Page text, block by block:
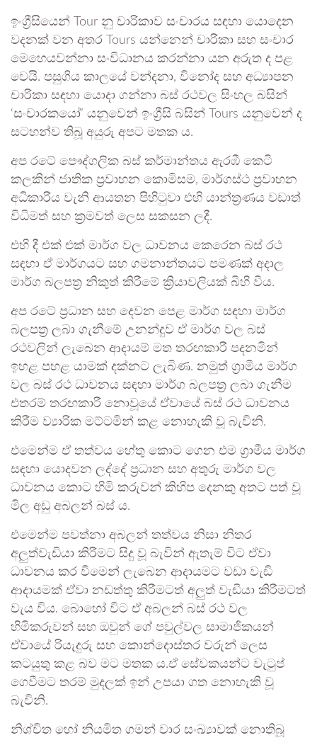
ඉංග්‍රීසියෙන් Tour නු චාරිකාව සංචාරය සඳහා යොදෙන
වදනක් වන අතර Tours යන්නෙන් චාරිකා සහ සංචාර
මෙහෙයවන්නා සංවිධානය කරන්නා යන අරුත ද පළ
වෙයි. පසුගිය කාලයේ වන්දනා, විනෝද සහ අධ්‍යාපන
චාරිකා සඳහා යොදා ගන්නා බස් රථවල සිංහල බසින්
‘සංචාරකයෝ’ යනුවෙන් ඉංග්‍රීසි බසින් Tours යනුවෙන් ද
සටහන්ව තිබූ අයුරු අපට මතක ය.
අප රටේ පෞද්ගලික බස් කර්මාන්තය ඇරඹී කෙටි
කලකින් ජාතික ප්‍රවාහන කොමිසම, මාර්ගස්ථ ප්‍රවාහන
අධිකාරිය වැනි ආයතන පිහිටුවා එහි යාන්ත්‍රණය වඩාත්
විධිමත් සහ ක්‍රමවත් ලෙස සකසන ලදී.
එහි දී එක් එක් මාර්ග වල ධාවනය කෙරෙන බස් රථ
සඳහා ඒ මාර්ගයට සහ ගමනාන්තයට පමණක් අදාල
මාර්ග බලපත්‍ර නිකුත් කිරීමේ ක්‍රියාවලියක් බිහි විය.
අප රටේ ප්‍රධාන සහ දෙවන පෙළ මාර්ග සඳහා මාර්ග
බලපත්‍ර ලබා ගැනීමේ උනන්දුව ඒ මාර්ග වල බස්
රථවලින් ලැබෙන ආදායම් මත තරඟකාරී පදනමින්
ඉහළ පහළ යාමක් දක්නට ලැබිණ. නමුත් ග්‍රාමීය මාර්ග
වල බස් රථ ධාවනය සඳහා මාර්ග බලපත්‍ර ලබා ගැනීම
එතරම් තරඟකාරී නොවූයේ ඒවායේ බස් රථ ධාවනය
කිරීම ව්‍යාරික මට්ටමින් කළ නොහැකි වූ බැවිනි.
එමෙන්ම ඒ තත්වය හේතු කොට ගෙන එම ග්‍රාමීය මාර්ග
සඳහා යොදවන ලද්දේ ප්‍රධාන සහ අතුරු මාර්ග වල
ධාවනය කොට හිමි කරුවන් කිහිප දෙනකු අතට පත් වූ
මිල අඩු අබලන් බස් ය.
එමෙන්ම පවත්නා අබලන් තත්වය නිසා නිතර
අලුත්වැඩියා කිරීමට සිදු වූ බැවින් ඇතැම් විට ඒවා
ධාවනය කර වීමෙන් ලැබෙන ආදායමට වඩා වැඩි
ආදායමක් ඒවා නඩත්තු කිරීමටත් අලුත් වැඩියා කිරීමටත්
වැය විය. බොහෝ විට ඒ අබලන් බස් රථ වල
හිමිකරුවන් සහ ඔවුන් ගේ පවුල්වල සාමාජිකයන්
ඒවායේ රියැදුරු සහ කොන්දොස්තර වරුන් ලෙස
කටයුතු කළ බව මට මතක ය.ඒ සේවකයන්ට වැටුප්
ගෙවීමට තරම් මුදලක් ඉන් උපයා ගත නොහැකි වූ
බැවිනි.
නිශ්චිත හෝ නියමිත ගමන් වාර සංඛ්‍යාවක් නොතිබූ